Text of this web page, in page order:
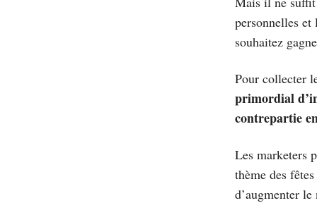
personnelles
souhaitez
Pour collecter
primordial
contrepartie
Les marketers
thème des
d’augmenter